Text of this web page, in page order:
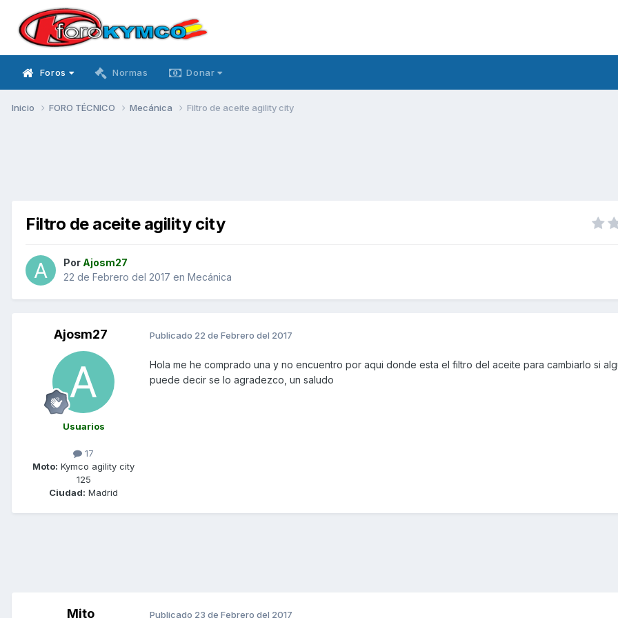
Foros Normas Donar
Inicio FORO TÉCNICO Mecánica Filtro de aceite agility city
Filtro de aceite agility city
Por Ajosm27
22 de Febrero del 2017 en Mecánica
Ajosm27
Usuarios
17
Moto: Kymco agility city
125
Ciudad: Madrid
Publicado 22 de Febrero del 2017
Hola me he comprado una y no encuentro por aqui donde esta el filtro del aceite para cambiarlo si
puede decir se lo agradezco, un saludo
Mito Publicado 23 de Febrero del 2017